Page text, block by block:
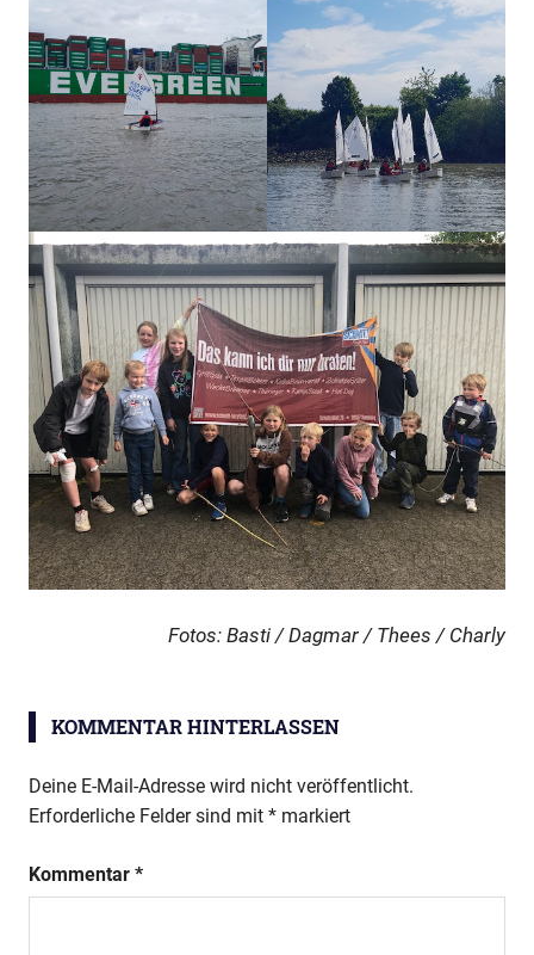
Fotos: Basti / Dagmar / Thees / Charly
KOMMENTAR HINTERLASSEN
Deine E-Mail-Adresse wird nicht veröffentlicht.
Erforderliche Felder sind mit * markiert
Kommentar *